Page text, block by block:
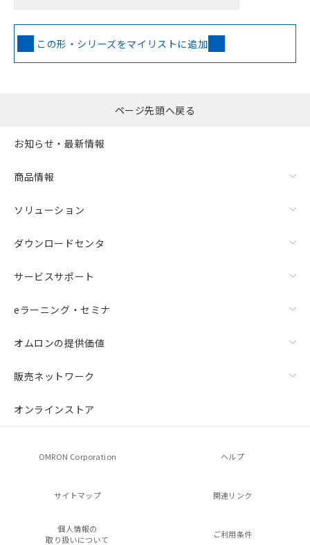
この形・シリーズをマイリストに追加
ページ先頭へ戻る
お知らせ・最新情報
商品情報
ソリューション
ダウンロードセンタ
サービスサポート
eラーニング・セミナ
オムロンの提供価値
販売ネットワーク
オンラインストア
OMRON Corporation ヘルプ
サイトマップ 関連リンク
個人情報の
取り扱いについて
ご利用条件